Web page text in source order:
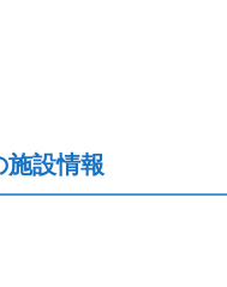
施設情報